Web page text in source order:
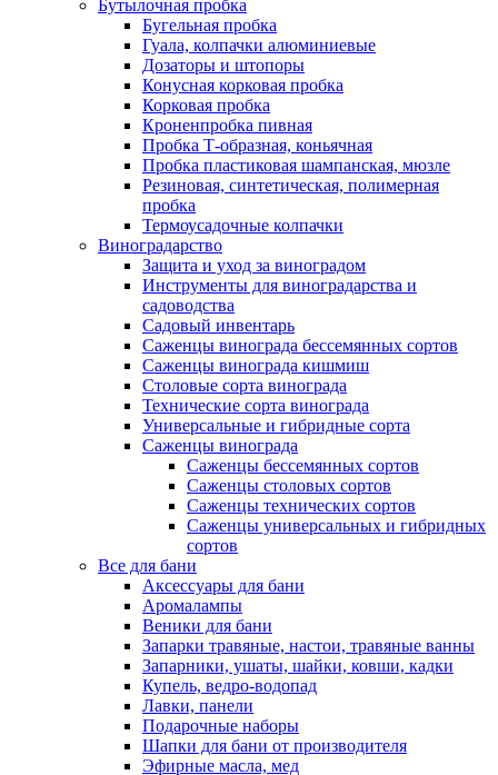
Бутылочная пробка
Бугельная пробка
Гуала, колпачки алюминиевые
Дозаторы и штопоры
Конусная корковая пробка
Корковая пробка
Кроненпробка пивная
Пробка Т-образная, коньячная
Пробка пластиковая шампанская, мюзле
Резиновая, синтетическая, полимерная
пробка
Термоусадочные колпачки
Виноградарство
Защита и уход за виноградом
Инструменты для виноградарства и
садоводства
Садовый инвентарь
Саженцы винограда бессемянных сортов
Саженцы винограда кишмиш
Столовые сорта винограда
Технические сорта винограда
Универсальные и гибридные сорта
Саженцы винограда
Саженцы бессемянных сортов
Саженцы столовых сортов
Саженцы технических сортов
Саженцы универсальных и гибридных
сортов
Все для бани
Аксессуары для бани
Аромалампы
Веники для бани
Запарки травяные, настои, травяные ванны
Запарники, ушаты, шайки, ковши, кадки
Купель, ведро-водопад
Лавки, панели
Подарочные наборы
Шапки для бани от производителя
Эфирные масла, мед